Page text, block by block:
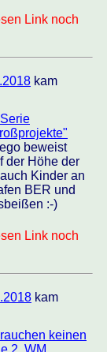
Link noch
kam
beweist
der Höhe der
Kinder an
BER und
:-)
Link noch
kam
keinen
2. WM